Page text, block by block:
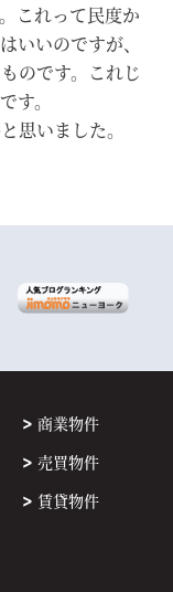
これって民度か
いいのですが、
のです。これじ
す。
思いました。
商業物件
売買物件
賃貸物件